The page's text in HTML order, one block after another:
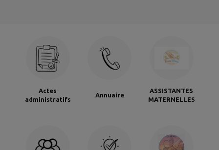
Actes
administratifs
Annuaire
ASSISTANTES
MATERNELLES